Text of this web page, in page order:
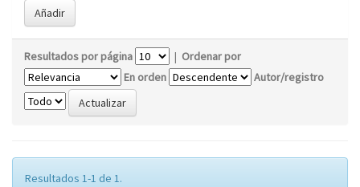
Resultados por página | Ordenar por
En orden
Autor/registro
Resultados 1-1 de 1.